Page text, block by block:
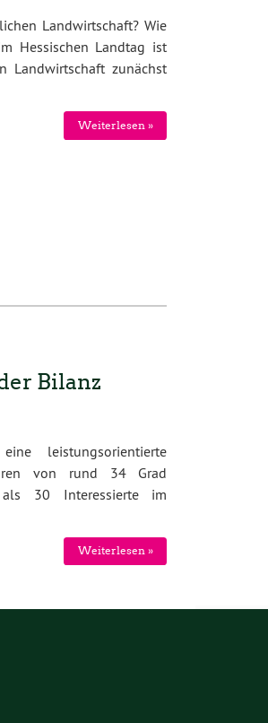
Landwirtschaft? Wie
Hessischen Landtag ist
Landwirtschaft zunächst
Weiterlesen »
Bilanz
leistungsorientierte
von rund 34 Grad
als 30 Interessierte im
Weiterlesen »